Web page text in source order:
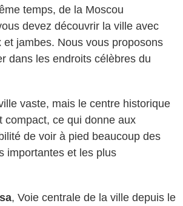
temps, de la Moscou
devez découvrir la ville avec
et jambes. Nous vous proposons
dans les endroits célèbres du
vaste, mais le centre historique
compact, ce qui donne aux
de voir à pied beaucoup des
importantes et les plus
, Voie centrale de la ville depuis le